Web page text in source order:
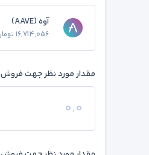
آوه (AAVE)
16,714,056 تومان
مقدار مورد نظر جهت فروش